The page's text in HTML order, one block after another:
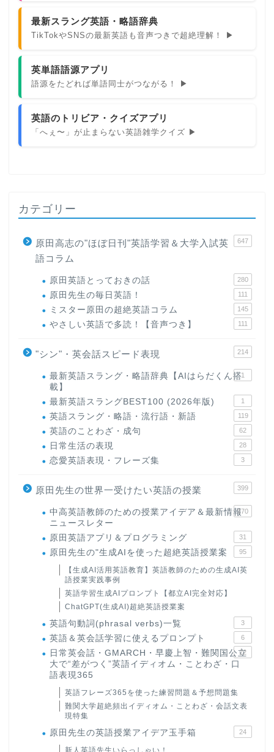
最新スラング英語・略語辞典
TikTokやSNSの最新英語も音声つきで超絶理解！ ▶
英単語語源アプリ
語源をたどれば単語同士がつながる！ ▶
英語のトリビア・クイズアプリ
「へぇ〜」が止まらない英語雑学クイズ ▶
カテゴリー
原田高志の"ほぼ日刊"英語学習＆大学入試英
語コラム
647
原田英語とっておきの話 280
原田先生の毎日英語！ 111
ミスター原田の超絶英語コラム 145
やさしい英語で多読！【音声つき】 111
"シン"・英会話スピード表現 214
最新英語スラング・略語辞典【AIはらだくん搭
載】
1
最新英語スラングBEST100 (2026年版) 1
英語スラング・略語・流行語・新語 119
英語のことわざ・成句 62
日常生活の表現 28
恋愛英語表現・フレーズ集 3
原田先生の世界一受けたい英語の授業 399
中高英語教師のための授業アイデア＆最新情報
ニュースレター
170
原田英語アプリ＆プログラミング 31
原田先生の"生成AIを使った超絶英語授業案 95
【生成AI活用英語教育】英語教師のための生成AI英
語授業実践事例
英語学習生成AIプロンプト【都立AI完全対応】
ChatGPT(生成AI)超絶英語授業案
英語句動詞(phrasal verbs)一覧 3
英語＆英会話学習に使えるプロンプト 6
日常英会話・GMARCH・早慶上智・難関国公立
大で“差がつく”英語イディオム・ことわざ・口
語表現365
22
英語フレーズ365を使った練習問題＆予想問題集
難関大学超絶頻出イディオム・ことわざ・会話文表
現特集
原田先生の英語授業アイデア玉手箱 24
新人英語先生いらっしゃい！